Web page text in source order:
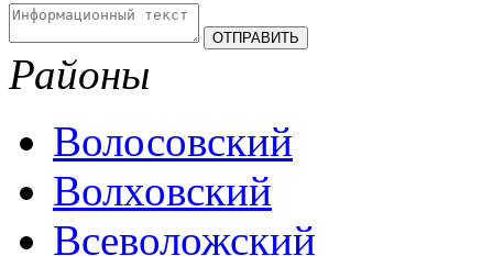
Районы
Волосовский
Волховский
Всеволожский